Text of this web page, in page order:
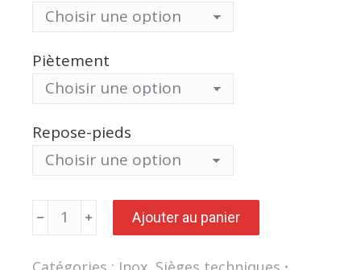
Piètement
Repose-pieds
quantité
de
Siège
INTERLAKEN
Ajouter au panier